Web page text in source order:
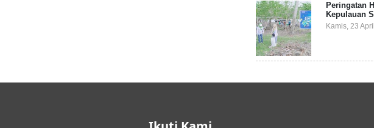
Peringatan
Kepulauan
Indonesia
Pemda dan
Kamis, 23